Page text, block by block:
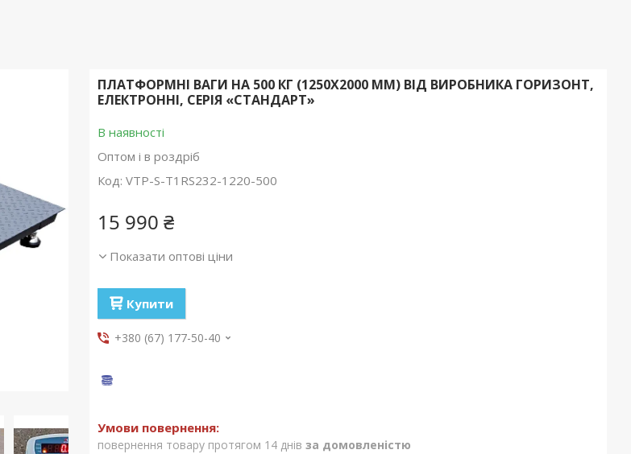
ПЛАТФОРМНІ ВАГИ НА 500 КГ (1250Х2000 ММ) ВІД ВИРОБНИКА ГОРИЗОНТ,
ЕЛЕКТРОННІ, СЕРІЯ «СТАНДАРТ»
В наявності
Оптом і в роздріб
Код: VTP-S-Т1RS232-1220-500
15 990 ₴
Показати оптові ціни
Купити
+380 (67) 177-50-40
повернення товару протягом 14 днів за домовленістю